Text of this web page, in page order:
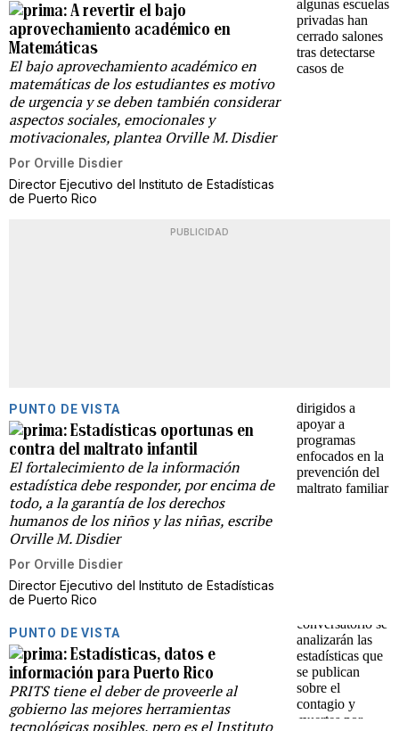
A revertir el bajo
aprovechamiento académico en
Matemáticas
El bajo aprovechamiento académico en
matemáticas de los estudiantes es motivo
de urgencia y se deben también considerar
aspectos sociales, emocionales y
motivacionales, plantea Orville M. Disdier
Por Orville Disdier
Director Ejecutivo del Instituto de Estadísticas
de Puerto Rico
PUBLICIDAD
PUNTO DE VISTA
Estadísticas oportunas en
contra del maltrato infantil
El fortalecimiento de la información
estadística debe responder, por encima de
todo, a la garantía de los derechos
humanos de los niños y las niñas, escribe
Orville M. Disdier
Por Orville Disdier
Director Ejecutivo del Instituto de Estadísticas
de Puerto Rico
PUNTO DE VISTA
Estadísticas, datos e
información para Puerto Rico
PRITS tiene el deber de proveerle al
gobierno las mejores herramientas
tecnológicas posibles, pero es el Instituto